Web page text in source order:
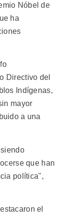
Nóbel de
ha
Directivo del
Indígenas,
mayor
a una
que han
política",
el